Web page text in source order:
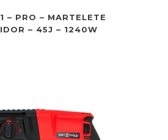
– PRO – MARTELETE
– 45J – 1240W